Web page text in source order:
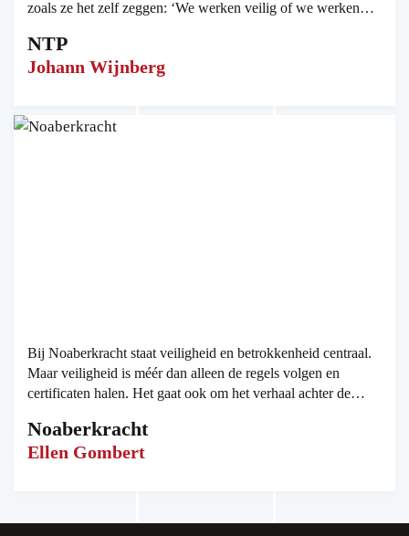
zoals ze het zelf zeggen: ‘We werken veilig of we werken
NTP
Johann Wijnberg
Bij Noaberkracht staat veiligheid en betrokkenheid centraal.
Maar veiligheid is méér dan alleen de regels volgen en
certificaten halen. Het gaat ook om het verhaal achter de
er een sterke behoefte aan maatwerk cursussen.
Noaberkracht
Ellen Gombert